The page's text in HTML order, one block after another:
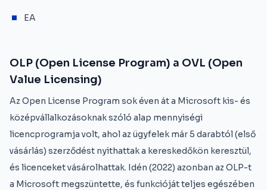
EA
OLP (Open License Program) a OVL (Open
Value Licensing)
Az Open License Program sok éven át a Microsoft kis- és
középvállalkozásoknak szóló alap mennyiségi
licencprogramja volt, ahol az ügyfelek már 5 darabtól (első
vásárlás) szerződést nyithattak a kereskedőkön keresztül,
és licenceket vásárolhattak. Idén (2022) azonban az OLP-t
a Microsoft megszüntette, és funkcióját teljes egészében